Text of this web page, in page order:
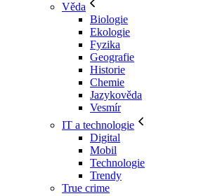
Věda
Biologie
Ekologie
Fyzika
Geografie
Historie
Chemie
Jazykověda
Vesmír
IT a technologie
Digital
Mobil
Technologie
Trendy
True crime